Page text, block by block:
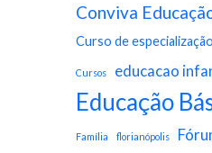
Conviva
Curso de
Cursos educacao
Educação
Família florianópolis